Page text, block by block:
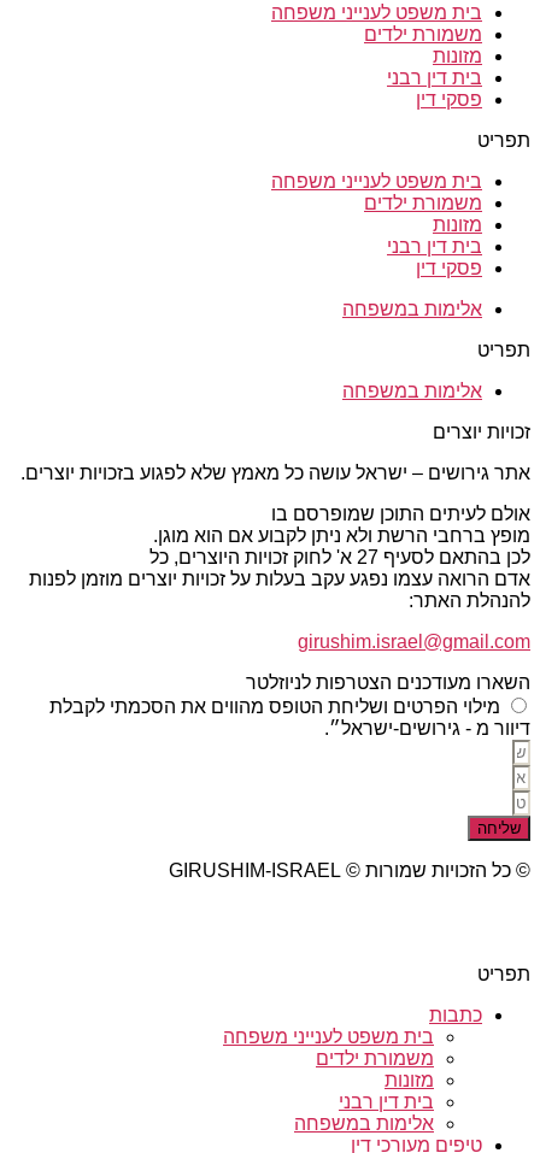
בית משפט לענייני משפחה
משמורת ילדים
מזונות
בית דין רבני
פסקי דין
תפריט
בית משפט לענייני משפחה
משמורת ילדים
מזונות
בית דין רבני
פסקי דין
אלימות במשפחה
תפריט
אלימות במשפחה
זכויות יוצרים
אתר גירושים – ישראל עושה כל מאמץ שלא לפגוע בזכויות יוצרים.
אולם לעיתים התוכן שמופרסם בו
מופץ ברחבי הרשת ולא ניתן לקבוע אם הוא מוגן.
לכן בהתאם לסעיף 27 א' לחוק זכויות היוצרים, כל
אדם הרואה עצמו נפגע עקב בעלות על זכויות יוצרים מוזמן לפנות
להנהלת האתר:
girushim.israel@gmail.com
השארו מעודכנים הצטרפות לניוזלטר
מילוי הפרטים ושליחת הטופס מהווים את הסכמתי לקבלת
דיוור מ - גירושים-ישראל״.
שליחה
© כל הזכויות שמורות © GIRUSHIM-ISRAEL
תפריט
כתבות
בית משפט לענייני משפחה
משמורת ילדים
מזונות
בית דין רבני
אלימות במשפחה
טיפים מעורכי דין